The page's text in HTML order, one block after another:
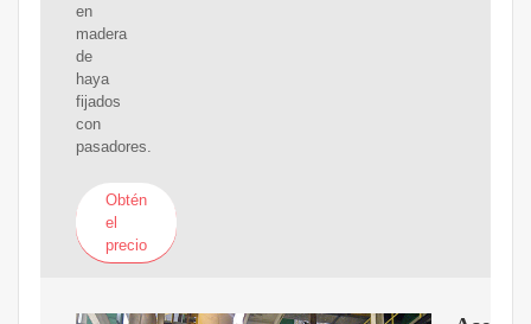
en
madera
de
haya
fijados
con
pasadores.
Obtén
el
precio